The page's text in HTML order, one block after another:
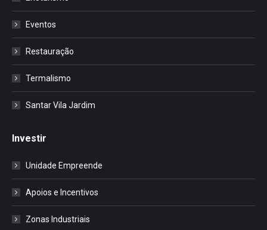
Eventos
Restauração
Termalismo
Santar Vila Jardim
Investir
Unidade Empreende
Apoios e Incentivos
Zonas Industriais